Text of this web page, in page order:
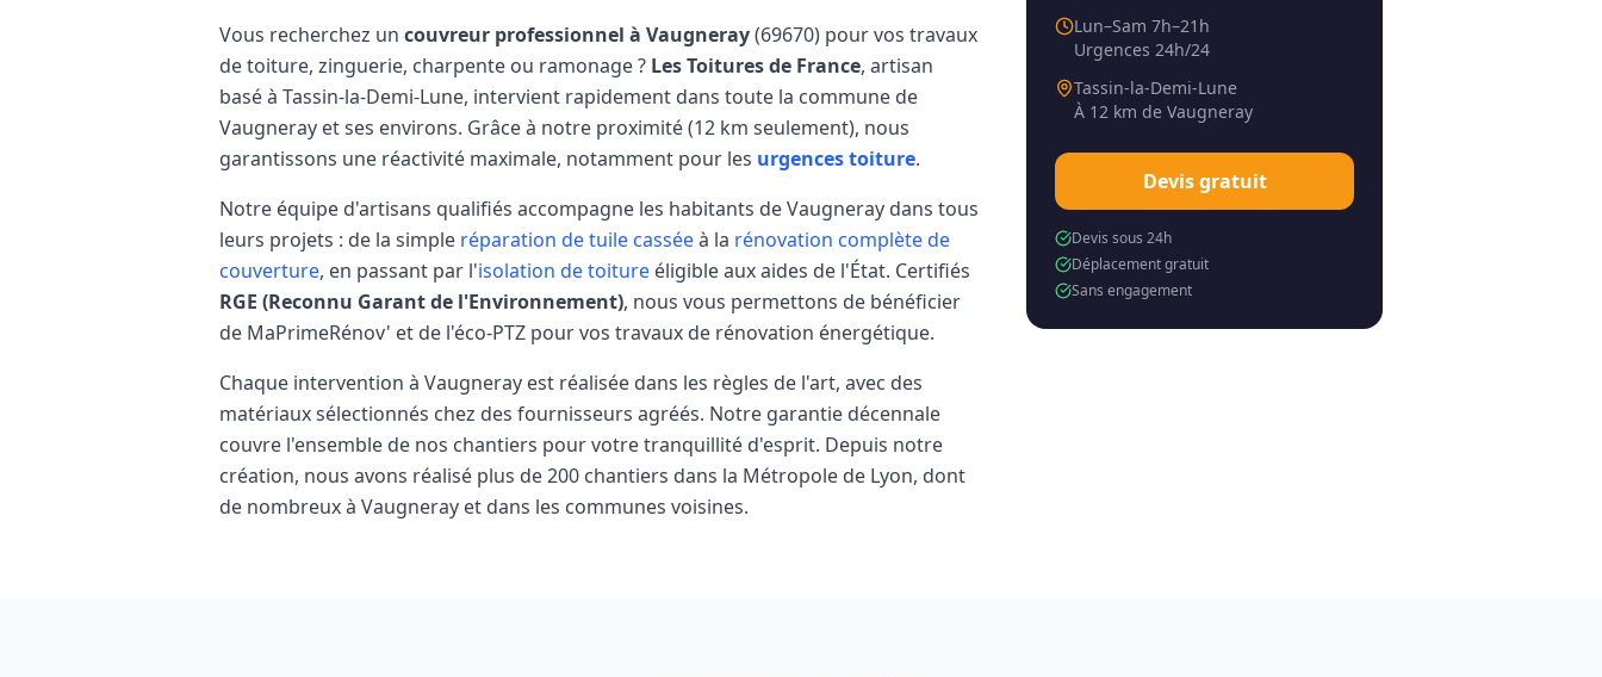
Vous recherchez un couvreur professionnel à Vaugneray(69670) pour vos travaux
de toiture, zinguerie, charpente ou ramonage ? Les Toitures de France, artisan
basé à Tassin-la-Demi-Lune, intervient rapidement dans toute la commune de
Vaugneray et ses environs. Grâce à notre proximité (12 km seulement), nous
garantissons une réactivité maximale, notamment pour les urgences toiture.
Notre équipe d'artisans qualifiés accompagne les habitants deVaugneray dans tous
leurs projets : de la simple réparation de tuile casséeà la rénovation complète de
couverture, en passant par l'isolation de toiture éligible aux aides de l'État. Certifiés
RGE (Reconnu Garant de l'Environnement), nous vous permettons de bénéficier
de MaPrimeRénov' et de l'éco-PTZ pour vos travaux de rénovation énergétique.
Chaque intervention à Vaugneray est réalisée dans les règles de l'art, avec des
matériaux sélectionnés chez des fournisseurs agréés. Notre garantie décennale
couvre l'ensemble de nos chantiers pour votre tranquillité d'esprit. Depuis notre
création, nous avons réalisé plus de 200 chantiers dans la Métropole de Lyon, dont
de nombreux à Vaugneray et dans les communes voisines.
Lun–Sam 7h–21h
Urgences 24h/24
Tassin-la-Demi-Lune
À 12 km deVaugneray
Devis gratuit
Devis sous 24h
Déplacement gratuit
Sans engagement